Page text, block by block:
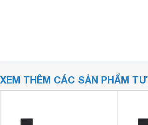
XEM THÊM CÁC SẢN PHẨM